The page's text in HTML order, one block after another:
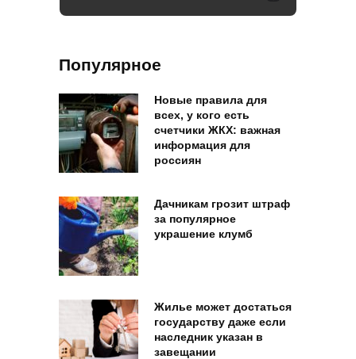
Популярное
Новые правила для
всех, у кого есть
счетчики ЖКХ: важная
информация для
россиян
Дачникам грозит штраф
за популярное
украшение клумб
Жилье может достаться
государству даже если
наследник указан в
завещании